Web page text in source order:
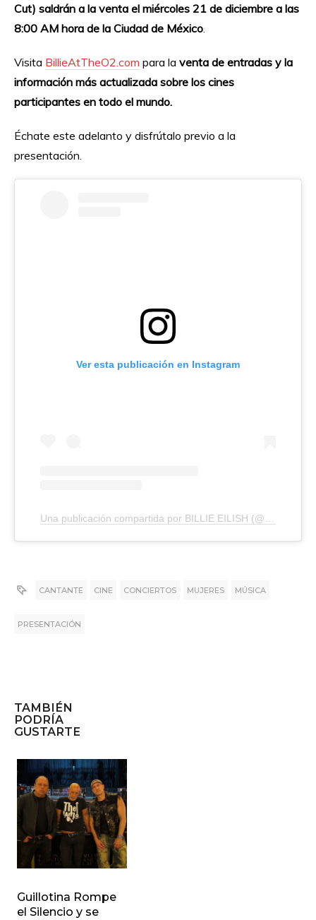
Cut) saldrán a la venta el miércoles 21 de diciembre a las
8:00 AM hora de la Ciudad de México
Visita BillieAtTheO2.com para la venta de entradas y la
información más actualizada sobre los cines
participantes en todo el mundo.
Échate este adelanto y disfrútalo previo a la
presentación.
Ver esta publicación en Instagram
CANTANTE CINE CONCIERTOS MUJERES MÚSICA
PRESENTACIÓN
TAMBIÉN
PODRÍA
GUSTARTE
Guillotina Rompe
el Silencio y se